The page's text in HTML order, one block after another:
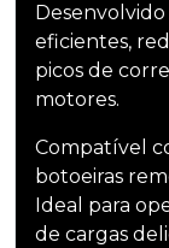
eficientes,
picos de
motores.
Compatível
botoeiras
Ideal para
de cargas